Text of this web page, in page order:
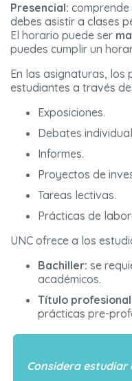
Presencial: comprende
debes asistir a clases
El horario puede ser
puedes cumplir un
En las asignaturas, los
estudiantes a través de:
Exposiciones.
Debates
Informes.
Proyectos de
Tareas lectivas.
Prácticas de
UNC ofrece a los
Bachiller: se
académicos.
Título
prácticas pre-
Considera estudiar